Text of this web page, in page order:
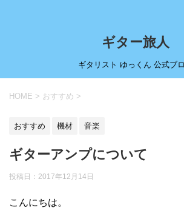
ギター旅人
ギタリスト ゆっくん 公式ブ
HOME > おすすめ >
おすすめ 機材 音楽
ギターアンプについて
投稿日： 2017年12月14日
こんにちは。